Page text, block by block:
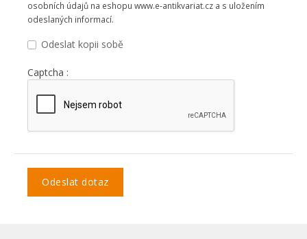
osobních údajů na eshopu www.e-antikvariat.cz a s uložením
odeslaných informací.
Odeslat kopii sobě
Captcha :
Odeslat dotaz